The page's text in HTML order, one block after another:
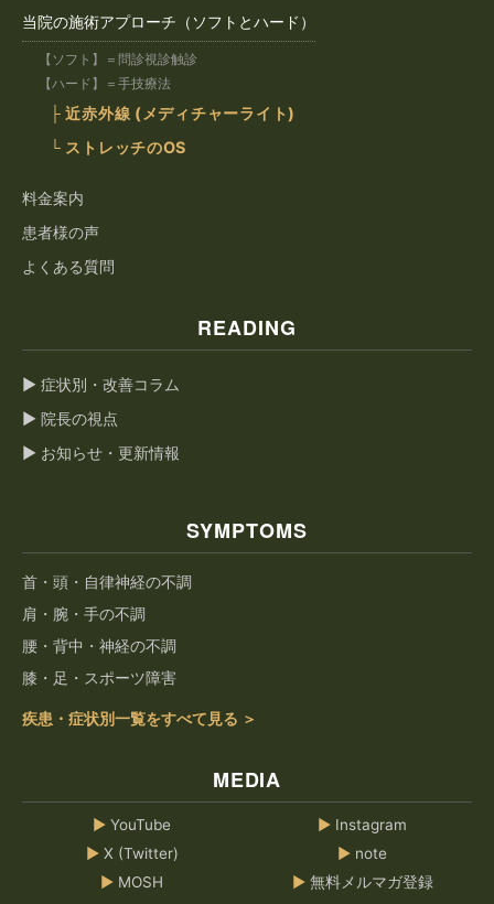
当院の施術アプローチ（ソフトとハード）
【ソフト】＝問診視診触診
【ハード】＝手技療法
├ 近赤外線 (メディチャーライト)
└ ストレッチのOS
料金案内
患者様の声
よくある質問
READING
▶ 症状別・改善コラム
▶ 院長の視点
▶ お知らせ・更新情報
SYMPTOMS
首・頭・自律神経の不調
肩・腕・手の不調
腰・背中・神経の不調
膝・足・スポーツ障害
疾患・症状別一覧をすべて見る ＞
MEDIA
▶ YouTube ▶ Instagram
▶X (Twitter) ▶ note
▶ MOSH ▶無料メルマガ登録